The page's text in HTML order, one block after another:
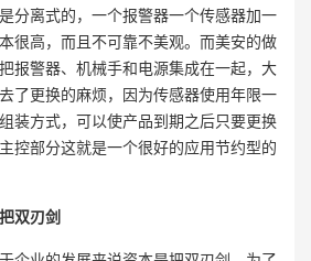
分离式的，一个报警器一个传感器加一
很高，而且不可靠不美观。而美安的做
报警器、机械手和电源集成在一起，大
了更换的麻烦，因为传感器使用年限一
装方式，可以使产品到期之后只要更换
控部分这就是一个很好的应用节约型的
双刃剑